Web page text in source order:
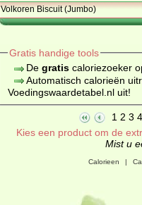
Volkoren Biscuit (Jumbo)
Gratis handige tools
De gratiscaloriezoeker
Automatisch calorieën
Voedingswaardetabel.nl uit!
1 2 3 4
Kies een product om de
Mist u
Calorieen |